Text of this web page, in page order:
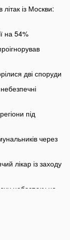
із Москви:
на 54%
дві споруди
під
через
лікар із заходу
небезпеку на